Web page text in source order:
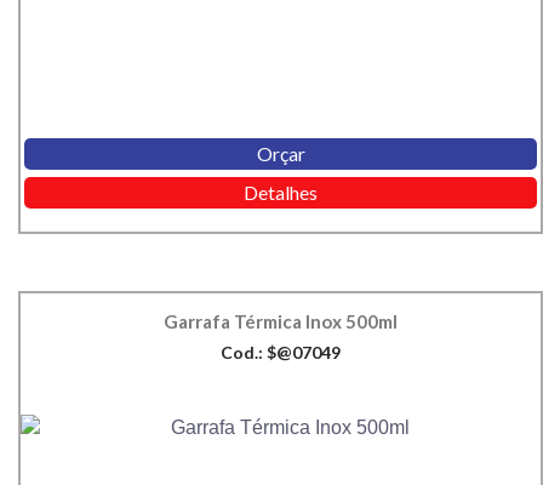
Orçar
Detalhes
Garrafa Térmica Inox 500ml
Cod.: $@07049